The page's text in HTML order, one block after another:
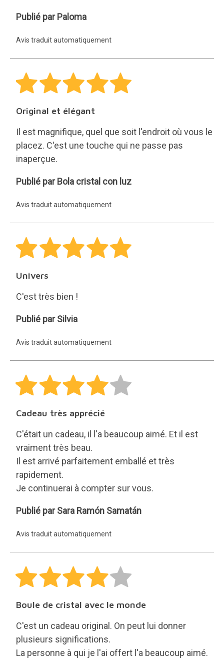
Paloma
Publié par Paloma
Avis traduit automatiquement
Original et élégant
Il est magnifique, quel que soit l'endroit où vous le
placez. C'est une touche qui ne passe pas
inaperçue.
Bola
con
luz
Publié par Bola cristal con luz
Avis traduit automatiquement
Univers
C'est très bien !
Silvia
Publié par Silvia
Avis traduit automatiquement
Cadeau très apprécié
C'était un cadeau, il l'a beaucoup aimé. Et il est
vraiment très beau.
Il est arrivé parfaitement emballé et très
rapidement.
Je continuerai à compter sur vous.
Sara
Samatán
Publié par Sara Ramón Samatán
Avis traduit automatiquement
Boule de cristal avec le monde
C'est un cadeau original. On peut lui donner
plusieurs significations.
La personne à qui je l'ai offert l'a beaucoup aimé.